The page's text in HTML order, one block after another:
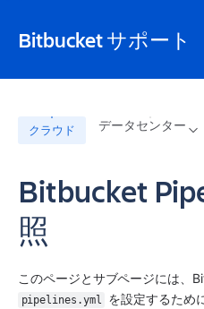
Bitbucket サポート
クラウド データセンター
Bitbucket
照
このページとサブページには、
pipelines.yml
を設定するため